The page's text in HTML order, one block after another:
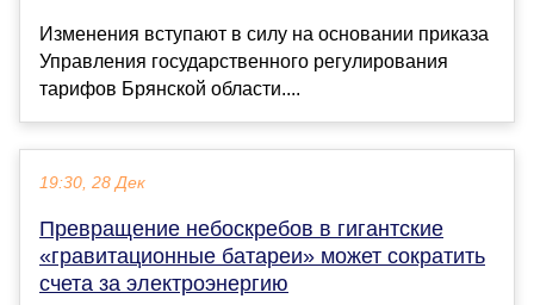
Изменения вступают в силу на основании приказа
Управления государственного регулирования
тарифов Брянской области....
19:30, 28 Дек
Превращение небоскребов в гигантские
«гравитационные батареи» может сократить
счета за электроэнергию